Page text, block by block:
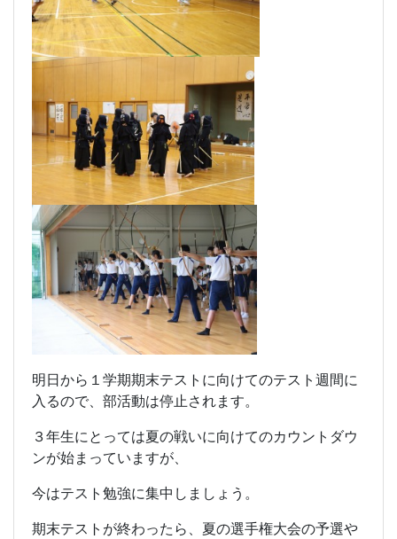
明日から１学期期末テストに向けてのテスト週間に
入るので、部活動は停止されます。
３年生にとっては夏の戦いに向けてのカウントダウ
ンが始まっていますが、
今はテスト勉強に集中しましょう。
期末テストが終わったら、 夏の選手権大会の予選や